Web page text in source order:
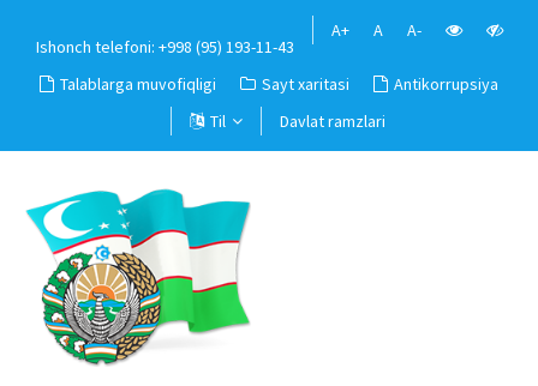
Ishonch telefoni: +998 (95) 193-11-43
A+ A A-
Talablarga muvofiqligi Sayt xaritasi
Antikorrupsiya
Til
Davlat ramzlari